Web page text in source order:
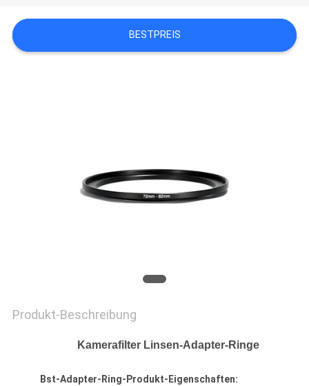
SIE
EIN
BESTPREIS
Produkt-Beschreibung
Kamerafilter Linsen-Adapter-Ringe
Bst-Adapter-Ring-Produkt-Eigenschaften: